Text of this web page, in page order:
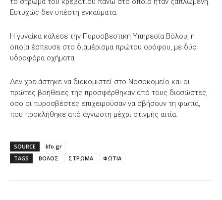
Ευτυχώς δεν υπέστη εγκαύματα.
Η γυναίκα κάλεσε την Πυροσβεστική Υπηρεσία Βόλου, η
οποία έσπευσε στο διαμέρισμα πρώτου ορόφου, με δύο
υδροφόρα οχήματα.
Δεν χρειάστηκε να διακομιστεί στο Νοσοκομείο και οι
πρώτες βοήθειες της προσφέρθηκαν από τους διασώστες,
όσο οι πυροσβέστες επιχειρούσαν να σβήσουν τη φωτιά,
που προκλήθηκε από άγνωστη μέχρι στιγμής αιτία.
SOURCE
lifo.gr
TAGS
ΒΟΛΟΣ ΣΤΡΩΜΑ ΦΩΤΙΑ